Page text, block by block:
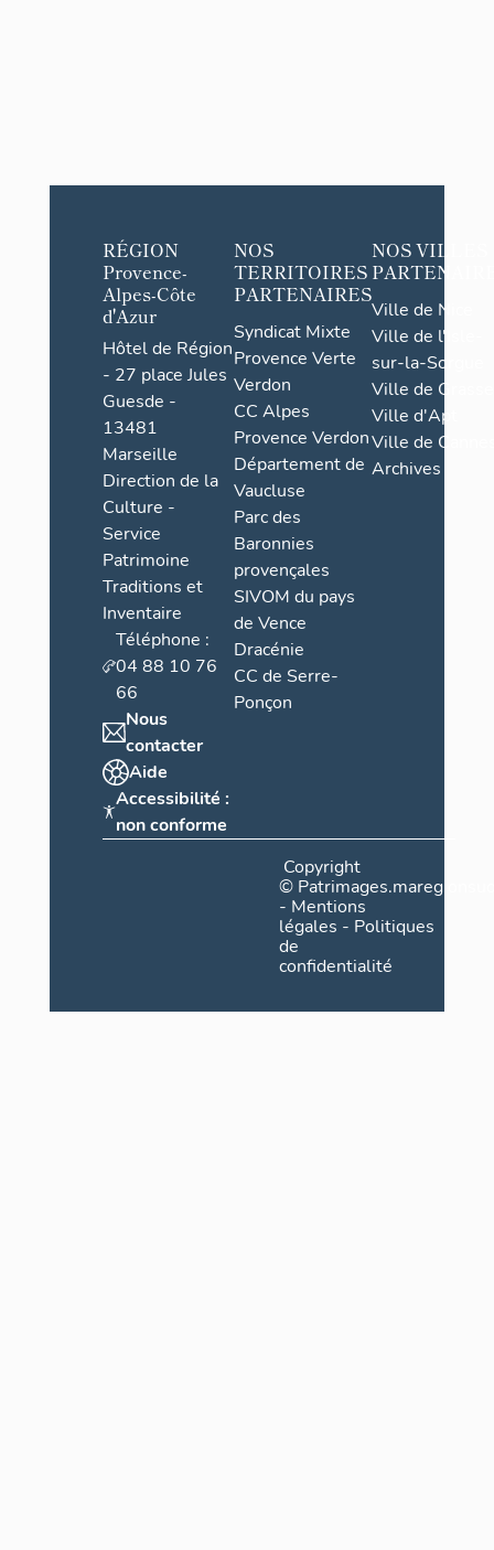
RÉGION
Provence-
Alpes-Côte
d'Azur
Hôtel de Région
- 27 place Jules
Guesde -
13481
Marseille
Direction de la
Culture -
Service
Patrimoine
Traditions et
Inventaire
Téléphone :
04 88 10 76
66
Nous
contacter
Aide
Accessibilité :
non conforme
NOS
TERRITOIRES
PARTENAIRES
Syndicat Mixte
Provence Verte
Verdon
CC Alpes
Provence Verdon
Département de
Vaucluse
Parc des
Baronnies
provençales
SIVOM du pays
de Vence
Dracénie
CC de Serre-
Ponçon
NOS VILLES
Ville de Nice
Ville de l'Isle-
sur-la-Sorgue
Ville de Grasse
Ville d'Apt
Ville de
Archives
Copyright
©
- Mentions
légales - Politiques
de
confidentialité